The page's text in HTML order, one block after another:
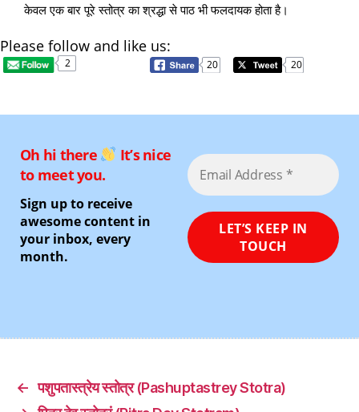
केवल एक बार पूरे स्तोत्र का श्रद्धा से पाठ भी फलदायक होता है।
Please follow and like us:
2 20 20
Oh hi there
It’s nice
to meet you.
Sign up to receive
awesome content in
your inbox, every
month.
← पशुपतास्त्रेय स्तोत्र (Pashuptastrey Stotra)